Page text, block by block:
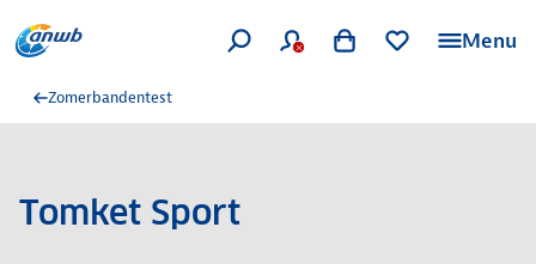
Menu
Zomerbandentest
Tomket Sport